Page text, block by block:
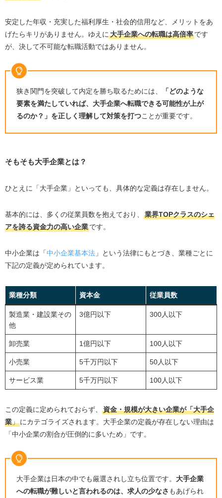
倍率が高いから
中途採用では実力が重視されるから
中小企業から大手企業への転職が難しい中でも成功する
人の特徴5つ
年齢に見合ったスキル・経験がある人
専門性が高い人
志望動機が明確な人
大手企業出身の人
中小企業から大手企業への転職が難しい人の特徴4つ
専門性が欠けている人
独断で仕事を進めてしまう人
中小企業から大手企業への転職を可能にするための対策8
中長期的に転職活動に取り組む
大手でなくてはいけない理由を明確にする
どのように企業に貢献できるかを明確に述べる
募集人数が多い企業に応募する
現職・前職と同じ業種・職種を選択する
スキル・経験を磨いてから転職する
中小企業から大手企業への転職に強いエージェント4選
シンシアード
マイナビ転職エージェント
安定した年収・充実した福利厚生・社会的信用など、メリットをあ
げたらキリがありません。ゆえに 大手企業への転職は高倍率です
が、決して不可能な転職活動ではありません。
狭き関門を突破して内定を勝ち取るためには、
「どのような
要素を満たしていれば、大手企業へ転職できる可能性が上が
るのか？」を正しく理解して対策を打つことが重要です。
そもそも大手企業とは？
ひとえに「大手企業」といっても、具体的な定義は存在しません。
基本的には、多くの従業員数を抱えており、
業界TOPクラスのシェ
アを誇る資金力の高い企業です。
中小企業は「中小企業基本法」という法律にもとづき、業種ごとに
下記の定義が定められています。
業種分類 資本金 従業員数
製造業・建設業その
他
3億円以下 300人以下
卸売業 1億円以下 100人以下
小売業 5千万円以下 50人以下
サービス業 5千万円以下 100人以下
この定義に定められておらず、
資金・規模が大きい企業が「大手企
業」にカテゴライズされます。大手企業の定義が存在しない理由は
「中小企業の割合が圧倒的に多いため」です。
大手企業は日本の中でも厳選されし立ち位置です。 大手企業
への転職が難しいと言われるのは、求人の少なさ もあげられ